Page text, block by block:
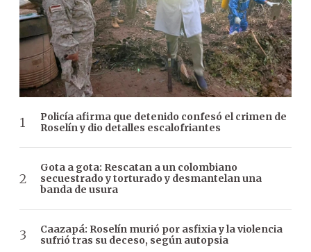
Policía afirma que detenido confesó el crimen de
Roselín y dio detalles escalofriantes
Gota a gota: Rescatan a un colombiano
secuestrado y torturado y desmantelan una
banda de usura
Caazapá: Roselín murió por asfixia y la violencia
sufrió tras su deceso, según autopsia